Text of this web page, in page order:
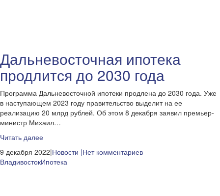
Дальневосточная ипотека
продлится до 2030 года
Программа Дальневосточной ипотеки продлена до 2030 года. Уже
в наступающем 2023 году правительство выделит на ее
реализацию 20 млрд рублей. Об этом 8 декабря заявил премьер-
министр Михаил…
Читать далее
9 декабря 2022|Новости |Нет комментариев
ВладивостокИпотека